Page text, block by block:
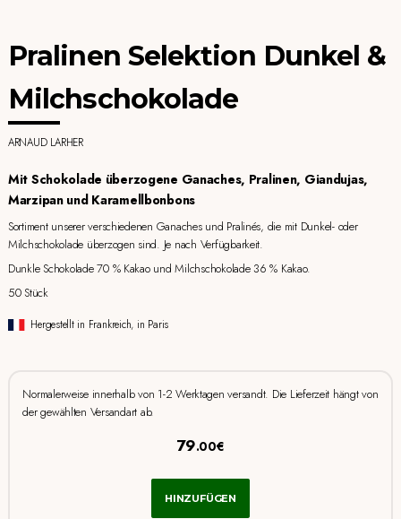
Pralinen Selektion Dunkel &
Milchschokolade
ARNAUD LARHER
Mit Schokolade überzogene Ganaches, Pralinen, Giandujas,
Marzipan und Karamellbonbons
Sortiment unserer verschiedenen Ganaches und Pralinés, die mit Dunkel- oder
Milchschokolade überzogen sind. Je nach Verfügbarkeit.
Dunkle Schokolade 70 % Kakao und Milchschokolade 36 % Kakao.
50 Stück
Hergestellt in Frankreich, in Paris
Normalerweise innerhalb von 1-2 Werktagen versandt. Die Lieferzeit hängt von
der gewählten Versandart ab.
79.00€
HINZUFÜGEN